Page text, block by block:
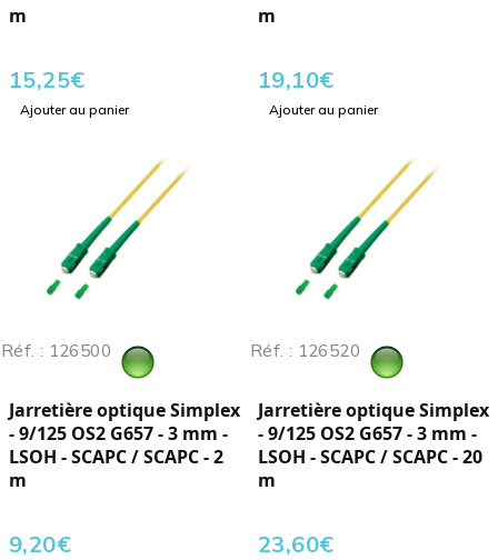
m
15,25€
Ajouter au panier
m
19,10€
Ajouter au panier
Réf. : 126500
Jarretière optique Simplex
- 9/125 OS2 G657 - 3 mm -
LSOH - SCAPC / SCAPC - 2
m
9,20€
Réf. : 126520
Jarretière optique Simplex
- 9/125 OS2 G657 - 3 mm -
LSOH - SCAPC / SCAPC - 20
m
23,60€